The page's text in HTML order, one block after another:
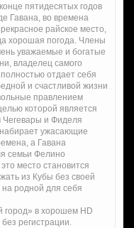
пятидесятых годов
Гавана, во времена
райское место,
хорошая погода. Члены
уважаемые и богатые
владелец самого
отдает себя
и счастливой жизни
правлением
которой является
Чегевары и Фиделя
набирает ужасающие
а Гавана
семьи Фелино
место становится
из Кубы без своей
родной для себя
в хорошем HD
регистрации.